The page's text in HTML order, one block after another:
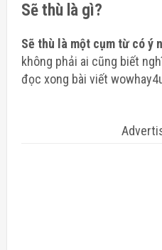
Sẽ thù là gì?
Sẽ thù là một cụm từ có ý
không phải ai cũng biết
đọc xong bài viết